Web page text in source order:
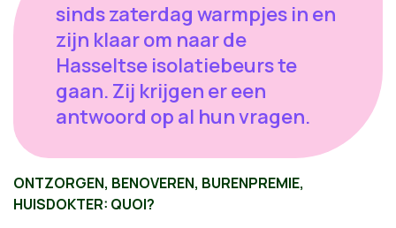
sinds zaterdag warmpjes in en
zijn klaar om naar de
Hasseltse isolatiebeurs te
gaan. Zij krijgen er een
antwoord op al hun vragen.
ONTZORGEN, BENOVEREN, BURENPREMIE,
HUISDOKTER: QUOI?